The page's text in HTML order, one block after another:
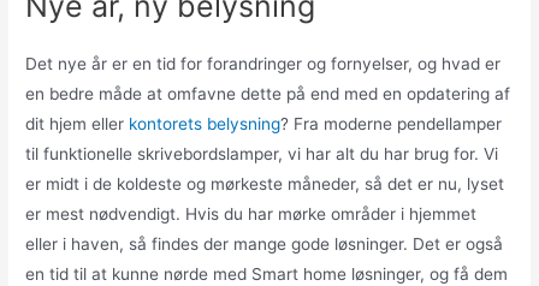
Det nye år er en tid for forandringer og fornyelser, og hvad er
en bedre måde at omfavne dette på end med en opdatering af
dit hjem eller kontorets belysning? Fra moderne pendellamper
til funktionelle skrivebordslamper, vi har alt du har brug for. Vi
er midt i de koldeste og mørkeste måneder, så det er nu, lyset
er mest nødvendigt. Hvis du har mørke områder i hjemmet
eller i haven, så findes der mange gode løsninger. Det er også
en tid til at kunne nørde med Smart home løsninger, og få dem